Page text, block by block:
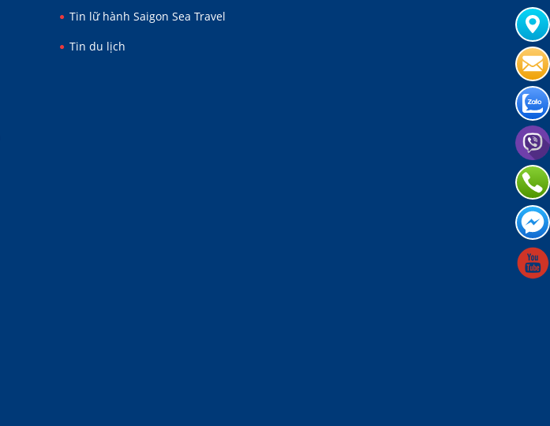
Tin lữ hành Saigon Sea Travel
Tin du lịch